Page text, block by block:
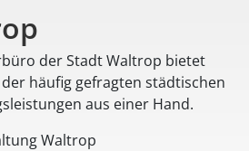
der Stadt Waltrop bietet
häufig gefragten städtischen
aus einer Hand.
Waltrop